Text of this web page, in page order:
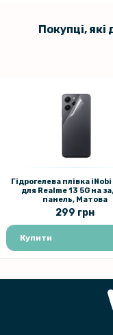
Покупці,
Гідрогелева плівка
для Realme 13 5G​ на
панель, Матова
299 грн
Купити